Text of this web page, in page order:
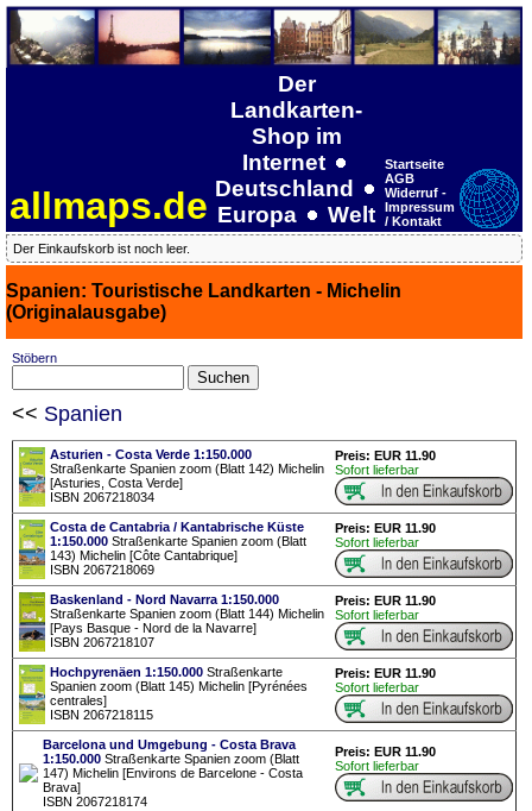
allmaps.de
Der
Landkarten-
Shop im
Internet
Deutschland
Europa
Welt
Startseite
AGB
Widerruf -
Impressum
/ Kontakt
Der Einkaufskorb ist noch leer.
Spanien: Touristische Landkarten - Michelin
(Originalausgabe)
Stöbern
<< Spanien
Asturien - Costa Verde 1:150.000
Straßenkarte Spanien zoom (Blatt 142) Michelin
[Asturies, Costa Verde]
ISBN 2067218034
Preis: EUR 11.90
Sofort lieferbar
Costa de Cantabria / Kantabrische Küste
1:150.000 Straßenkarte Spanien zoom (Blatt
143) Michelin [Côte Cantabrique]
ISBN 2067218069
Preis: EUR 11.90
Sofort lieferbar
Baskenland - Nord Navarra 1:150.000
Straßenkarte Spanien zoom (Blatt 144) Michelin
[Pays Basque - Nord de la Navarre]
ISBN 2067218107
Preis: EUR 11.90
Sofort lieferbar
Hochpyrenäen 1:150.000 Straßenkarte
Spanien zoom (Blatt 145) Michelin [Pyrénées
centrales]
ISBN 2067218115
Preis: EUR 11.90
Sofort lieferbar
Barcelona und Umgebung - Costa Brava
1:150.000 Straßenkarte Spanien zoom (Blatt
147) Michelin [Environs de Barcelone - Costa
Brava]
ISBN 2067218174
Preis: EUR 11.90
Sofort lieferbar